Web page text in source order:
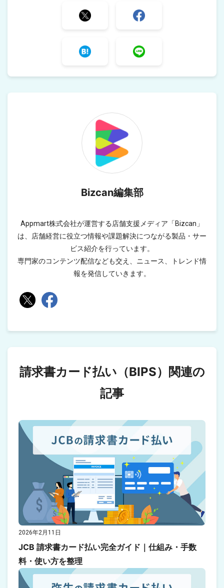
Bizcan編集部
Appmart株式会社が運営する店舗支援メディア「Bizcan」
は、店舗経営に役立つ情報や課題解決につながる製品・サー
ビス紹介を行っています。
専門家のコンテンツ配信なども交え、ニュース、トレンド情
報を発信していきます。
請求書カード払い（BIPS）関連の
記事
2026年2月11日
JCB 請求書カード払い完全ガイド｜仕組み・手数
料・使い方を整理